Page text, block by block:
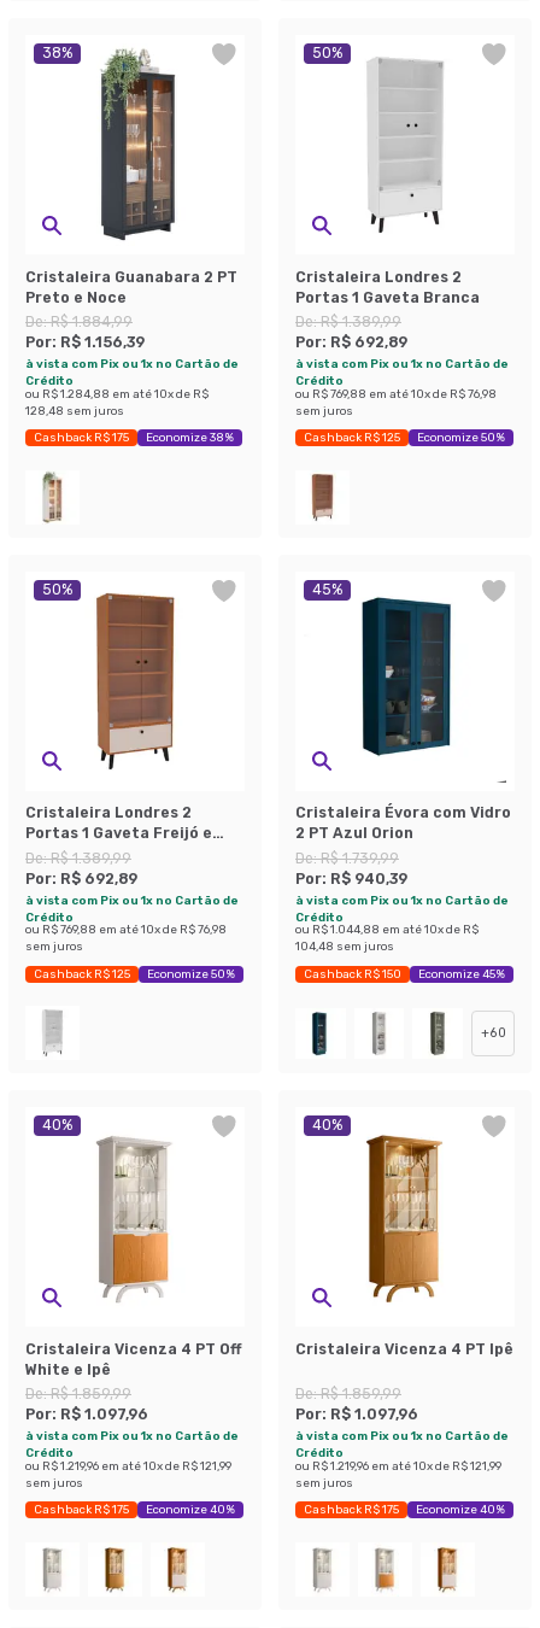
38%
Cristaleira Guanabara 2 PT
Preto e Noce
De:R$ 1.884,99
Por: R$ 1.156,39
à vista com Pix ou 1x no Cartão de
Crédito
ou R$ 1.284,88 em até10x de R$
128,48 sem juros
Cashback R$ 175 Economize 38%
50%
Cristaleira Londres 2
Portas 1 Gaveta Branca
De:R$ 1.389,99
Por: R$ 692,89
à vista com Pix ou 1x no Cartão de
Crédito
ou R$ 769,88 em até10x de R$ 76,98
sem juros
Cashback R$ 125 Economize 50%
50%
Cristaleira Londres 2
Portas 1 Gaveta Freijó e
Creme
De:R$ 1.389,99
Por: R$ 692,89
à vista com Pix ou 1x no Cartão de
Crédito
ou R$ 769,88 em até10x de R$ 76,98
sem juros
Cashback R$ 125 Economize 50%
45%
Cristaleira Évora com Vidro
2 PT Azul Orion
De:R$ 1.739,99
Por: R$ 940,39
à vista com Pix ou 1x no Cartão de
Crédito
ou R$ 1.044,88 em até10x de R$
104,48 sem juros
Cashback R$ 150 Economize 45%
+60
40%
Cristaleira Vicenza 4 PT Off
White e Ipê
De:R$ 1.859,99
Por: R$ 1.097,96
à vista com Pix ou 1x no Cartão de
Crédito
ou R$ 1.219,96 em até10x de R$ 121,99
sem juros
Cashback R$ 175 Economize 40%
40%
Cristaleira Vicenza 4 PT Ipê
De:R$ 1.859,99
Por: R$ 1.097,96
à vista com Pix ou 1x no Cartão de
Crédito
ou R$ 1.219,96 em até10x de R$ 121,99
sem juros
Cashback R$ 175 Economize 40%